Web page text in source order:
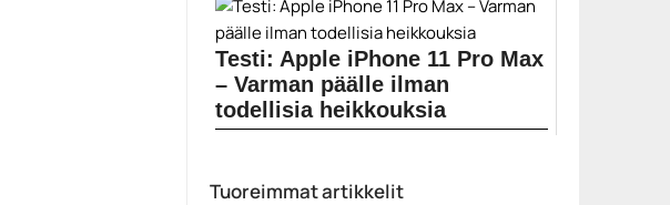
Uusi Sonos Beam (Gen 2) -soundbar ei ulkonäöltään...
Elokuvauutiset
Testi: Apple iPhone 11 Pro Max
– Varman päälle ilman
todellisia heikkouksia
Apple
Tuoreimmat artikkelit